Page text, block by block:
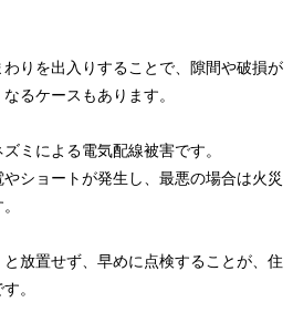
りを出入りすることで、隙間や破損が
るケースもあります。
ミによる電気配線被害です。
ショートが発生し、最悪の場合は火災
と放置せず、早めに点検することが、住
。